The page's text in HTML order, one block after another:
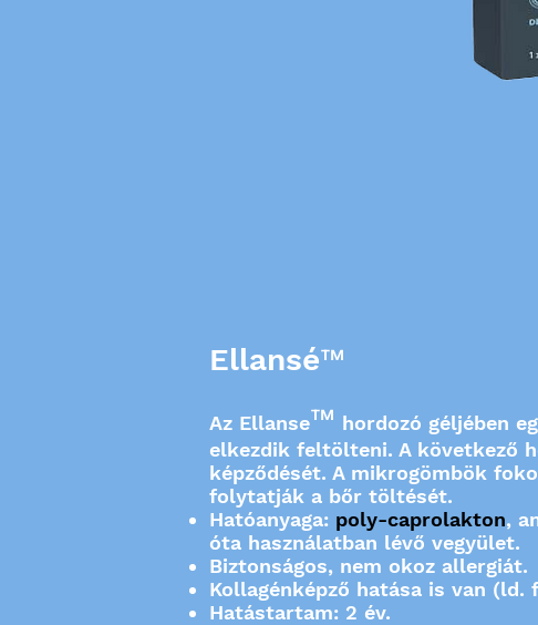
Ellansé™
Az Ellanse™ hordozó géljében
elkezdik feltölteni. A következő
képződését. A mikrogömbök
folytatják a bőr töltését.
Hatóanyaga: poly-caprolakton,
óta használatban lévő vegyület.
Biztonságos, nem okoz allergiát.
Kollagénképző hatása is van (ld.
Hatástartam: 2 év.